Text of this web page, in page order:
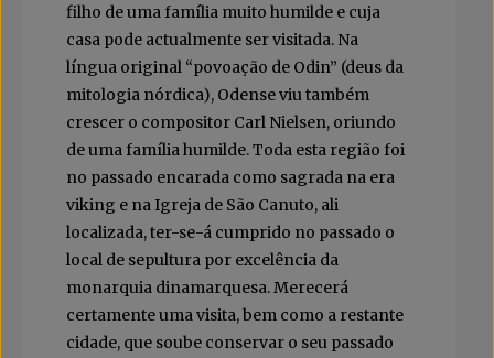
filho de uma família muito humilde e cuja
casa pode actualmente ser visitada. Na
língua original “povoação de Odin” (deus da
mitologia nórdica), Odense viu também
crescer o compositor Carl Nielsen, oriundo
de uma família humilde. Toda esta região foi
no passado encarada como sagrada na era
viking e na Igreja de São Canuto, ali
localizada, ter-se-á cumprido no passado o
local de sepultura por excelência da
monarquia dinamarquesa. Merecerá
certamente uma visita, bem como a restante
cidade, que soube conservar o seu passado